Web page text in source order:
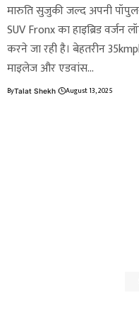
मारुति सुजुकी जल्द अपनी
SUV Fronx का हाइब्रिड वर्जन
करने जा रही है। बेहतरीन
माइलेज और एडवांस…
ByTalat Shekh August 13, 2025